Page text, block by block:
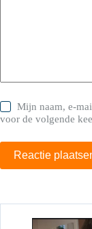
Mijn naam, e-
voor de volgende
Reactie